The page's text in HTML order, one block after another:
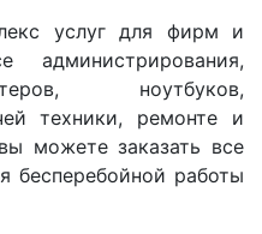
услуг для фирм и
администрирования,
ноутбуков,
техники, ремонте и
можете заказать все
бесперебойной работы